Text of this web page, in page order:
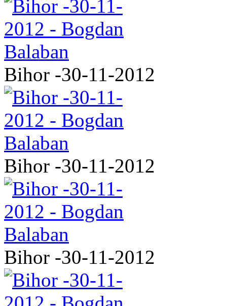
Bihor -30-11-2012
Bihor -30-11-2012
Bihor -30-11-2012